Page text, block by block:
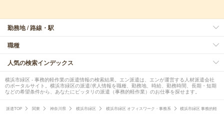
勤務地 / 路線・駅
職種
人気の検索インデックス
横浜市緑区 - 事務的軽作業の派遣情報の検索結果。エン派遣は、エンが運営する人材派遣会社
のポータルサイト。横浜市緑区の派遣/求人情報を職種、勤務地、時給、勤務時間、長期・短期
などの希望条件から、あなたにピッタリの派遣（事務的軽作業）のお仕事を探せます。
派遣TOP 関東 神奈川県 横浜市緑区 横浜市緑区 オフィスワーク・事務系
横浜市緑区 事務的軽